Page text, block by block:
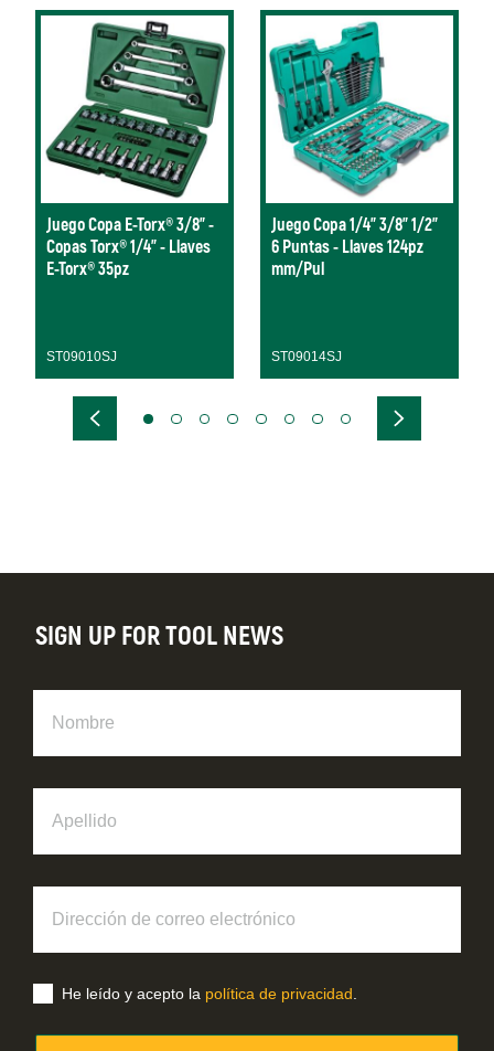
Juego Copa E-Torx® 3/8" -
Copas Torx® 1/4" - Llaves
E-Torx® 35pz
ST09010SJ
Juego Copa 1/4" 3/8" 1/2"
6 Puntas - Llaves 124pz
mm/Pul
ST09014SJ
SIGN UP FOR TOOL NEWS
correo
electrónico
He leído y acepto la política de privacidad